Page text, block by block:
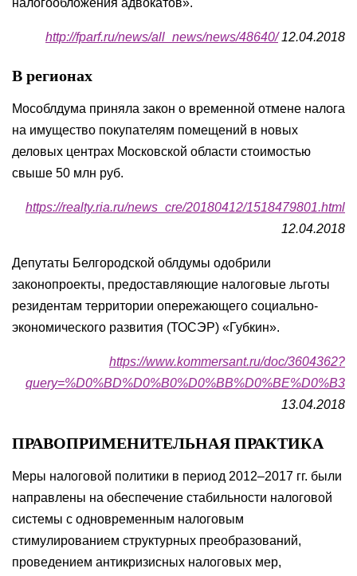
налогообложения адвокатов».
http://fparf.ru/news/all_news/news/48640/12.04.2018
В регионах
Мособлдума приняла закон о временной отмене налога
на имущество покупателям помещений в новых
деловых центрах Московской области стоимостью
свыше 50 млн руб.
https://realty.ria.ru/news_cre/20180412/1518479801.html
12.04.2018
Депутаты Белгородской облдумы одобрили
законопроекты, предоставляющие налоговые льготы
резидентам территории опережающего социально-
экономического развития (ТОСЭР) «Губкин».
https://www.kommersant.ru/doc/3604362?
query=%D0%BD%D0%B0%D0%BB%D0%BE%D0%B3
13.04.2018
ПРАВОПРИМЕНИТЕЛЬНАЯ ПРАКТИКА
Меры налоговой политики в период 2012–2017 гг. были
направлены на обеспечение стабильности налоговой
системы с одновременным налоговым
стимулированием структурных преобразований,
проведением антикризисных налоговых мер,